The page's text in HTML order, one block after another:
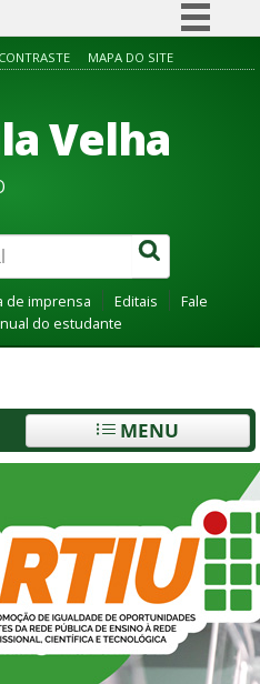
Simplifique!
Participe
Acesso à informação
Canais
MAPA DO SITE
Velha
de imprensa Editais
Fale
do estudante
MENU